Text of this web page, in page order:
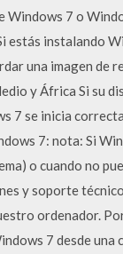
Windows 7 o
estás instalando
una imagen de
y África Si su
7 se inicia
7: nota: Si
o cuando no
y soporte
ordenador.
7 desde una